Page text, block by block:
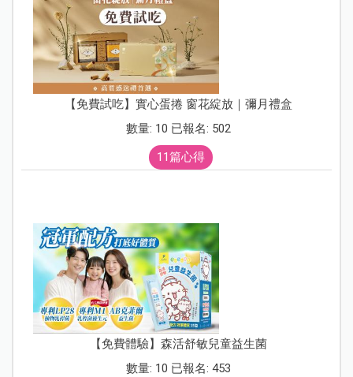
【免費試吃】實心蛋捲 窗花綻放｜彌月禮盒
數量: 10 已報名: 502
11篇心得
【免費體驗】森活舒敏兒童益生菌
數量: 10 已報名: 453